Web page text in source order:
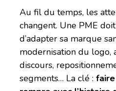
Au fil du temps, les
changent. Une PME
d’adapter sa marque
modernisation du logo,
discours,
segments… La clé :